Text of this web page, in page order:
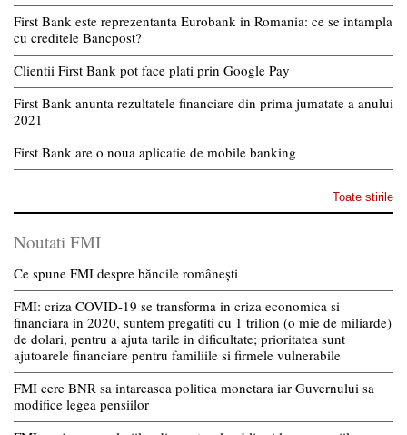
First Bank este reprezentanta Eurobank in Romania: ce se intampla
cu creditele Bancpost?
Clientii First Bank pot face plati prin Google Pay
First Bank anunta rezultatele financiare din prima jumatate a anului
2021
First Bank are o noua aplicatie de mobile banking
Toate stirile
Noutati FMI
Ce spune FMI despre băncile românești
FMI: criza COVID-19 se transforma in criza economica si
financiara in 2020, suntem pregatiti cu 1 trilion (o mie de miliarde)
de dolari, pentru a ajuta tarile in dificultate; prioritatea sunt
ajutoarele financiare pentru familiile si firmele vulnerabile
FMI cere BNR sa intareasca politica monetara iar Guvernului sa
modifice legea pensiilor